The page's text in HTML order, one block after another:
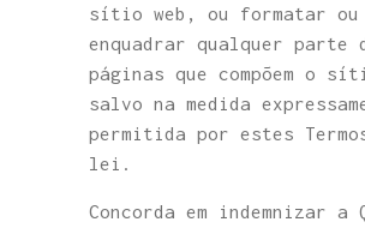
sítio web, ou formatar ou
enquadrar qualquer parte
páginas que compõem o
salvo na medida
permitida por estes
lei.
Concorda em indemnizar a